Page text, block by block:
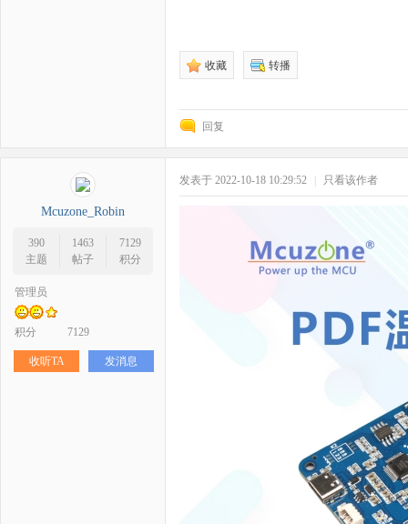
收藏 转播
回复
Mcuzone_Robin
390
主题
1463
帖子
7129
积分
管理员
积分 7129
收听TA 发消息
发表于 2022-10-18 10:29:52 只看该作者